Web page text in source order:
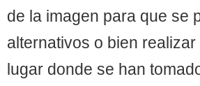
de la imagen para que se
alternativos o bien
lugar donde se han